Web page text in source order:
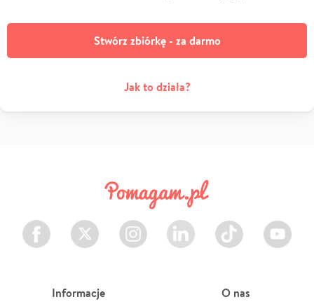
Stwórz zbiórkę - za darmo
Jak to działa?
Facebook Twitter Instagram LinkedIn TikTok Youtube
Informacje O nas